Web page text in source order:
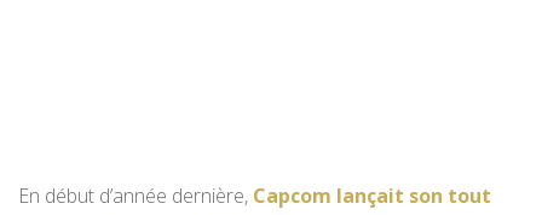
En début d’année dernière, Capcom lançait son tout